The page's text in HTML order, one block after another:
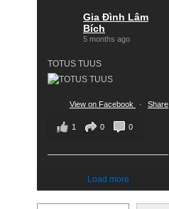
Gia Đình Lâm
Bích
5 months ago
TOTUS TUUS
View on Facebook · Share
1 0 0
Load more